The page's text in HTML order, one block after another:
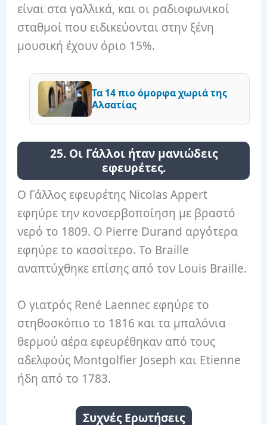
είναι στα γαλλικά, και οι ραδιοφωνικοί
σταθμοί που ειδικεύονται στην ξένη
μουσική έχουν όριο 15%.
Τα 14 πιο όμορφα χωριά της
Αλσατίας
25. Οι Γάλλοι ήταν μανιώδεις
εφευρέτες.
Ο Γάλλος εφευρέτης Nicolas Appert
εφηύρε την κονσερβοποίηση με βραστό
νερό το 1809. Ο Pierre Durand αργότερα
εφηύρε το κασσίτερο. Το Braille
αναπτύχθηκε επίσης από τον Louis Braille.
Ο γιατρός René Laennec εφηύρε το
στηθοσκόπιο το 1816 και τα μπαλόνια
θερμού αέρα εφευρέθηκαν από τους
αδελφούς Montgolfier Joseph και Etienne
ήδη από το 1783.
Συχνές Ερωτήσεις